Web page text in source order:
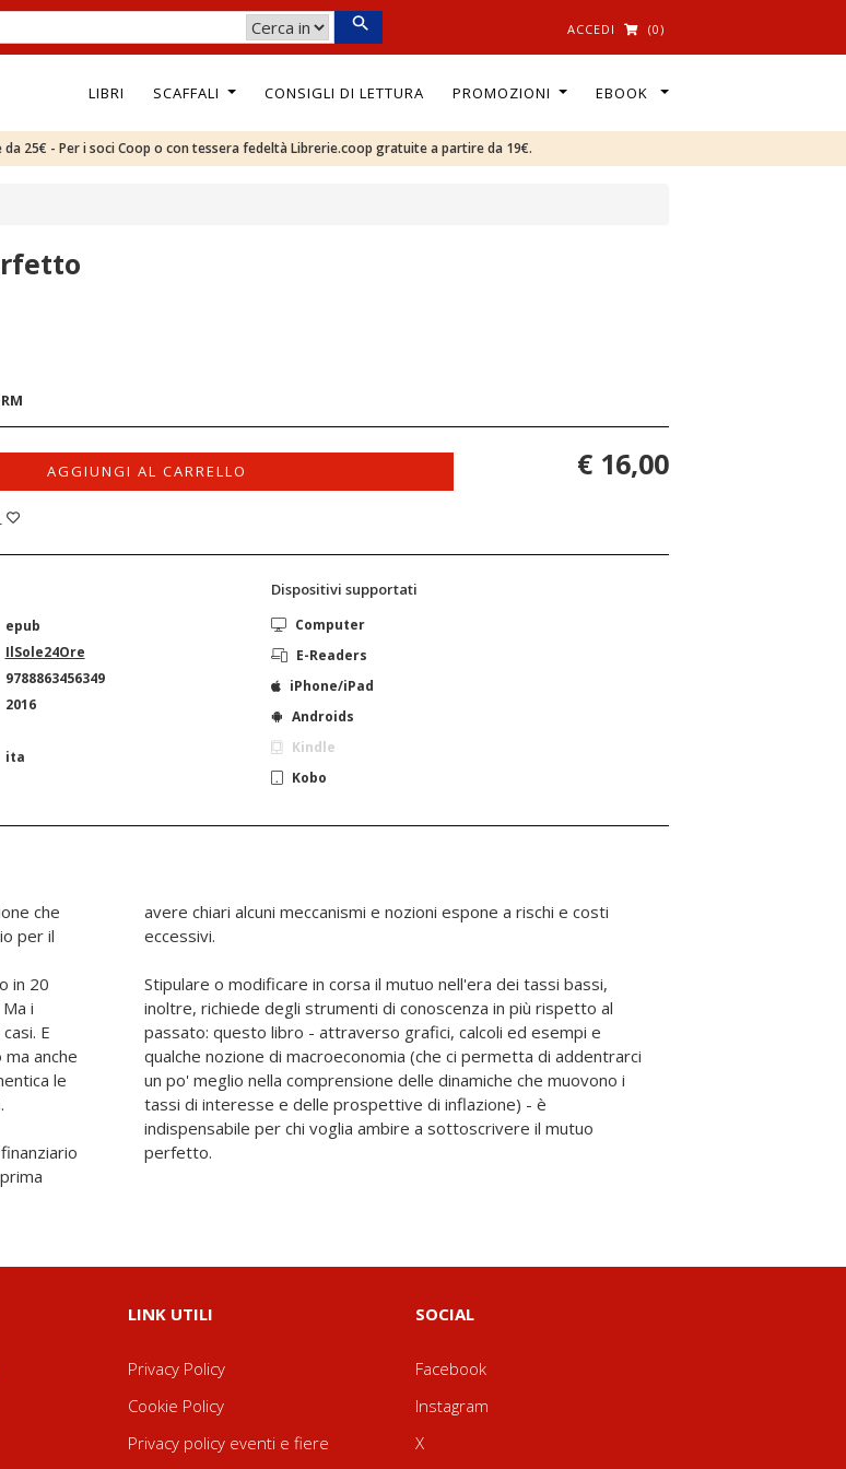
ACCEDI (0)
LIBRI SCAFFALI CONSIGLI DI LETTURA PROMOZIONI EBOOK
25€ - Per i soci Coop o con tessera fedeltà Librerie.coop gratuite a partire da 19€.
AGGIUNGI AL CARRELLO € 16,00
epub
IlSole24Ore
9788863456349
2016
ita
Dispositivi supportati
Computer
E-Readers
iPhone/iPad
Androids
Kindle
Kobo
che
per il
in 20
i
E
anche
le
avere chiari alcuni meccanismi e nozioni espone a rischi e costi
eccessivi.
Stipulare o modificare in corsa il mutuo nell'era dei tassi bassi,
inoltre, richiede degli strumenti di conoscenza in più rispetto al
passato: questo libro - attraverso grafici, calcoli ed esempi e
qualche nozione di macroeconomia (che ci permetta di addentrarci
un po' meglio nella comprensione delle dinamiche che muovono i
tassi di interesse e delle prospettive di inflazione) - è
indispensabile per chi voglia ambire a sottoscrivere il mutuo
perfetto.
LINK UTILI
Privacy Policy
Cookie Policy
Privacy policy eventi e fiere
SOCIAL
Facebook
Instagram
X